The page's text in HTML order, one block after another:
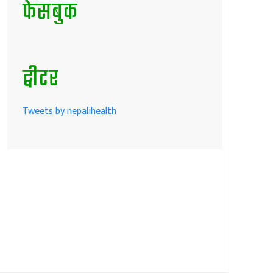
फेसबुक
ट्वीटर
Tweets by nepalihealth